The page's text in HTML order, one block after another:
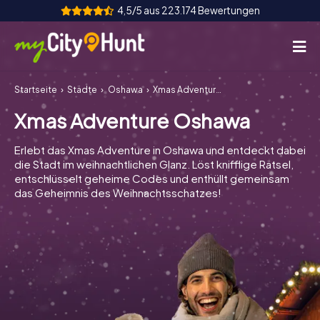
4,5/5 aus 223.174 Bewertungen
So funktioniert's
Städte
Touren
Teamevent
Tickets
INT AT CH
ES
UK
IT
NL
Startseite Städte Oshawa Xmas Adventure Oshawa
Xmas Adventure Oshawa
Erlebt das Xmas Adventure in Oshawa und entdeckt dabei
die Stadt im weihnachtlichen Glanz. Löst knifflige Rätsel,
entschlüsselt geheime Codes und enthüllt gemeinsam
das Geheimnis des Weihnachtsschatzes!